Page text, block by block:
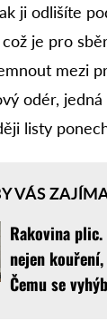
ji odlišíte
je pro
mezi
odér,
listy
VÁS
Rakovina
nejen
Čemu se